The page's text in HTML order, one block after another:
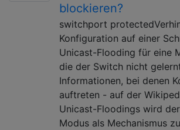
blockieren?
switchport
Konfiguration auf einer
Unicast-Flooding für eine
die der Switch nicht
Informationen, bei denen
auftreten - auf der
Unicast-Floodings wird
Modus als Mechanismus